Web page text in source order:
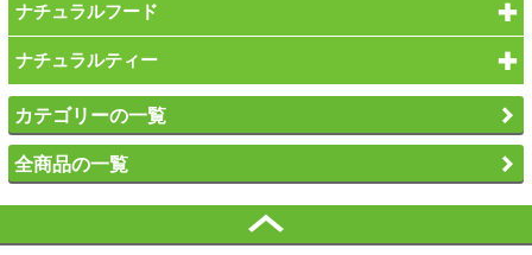
ナチュラルフード
ナチュラルティー
カテゴリーの一覧
全商品の一覧